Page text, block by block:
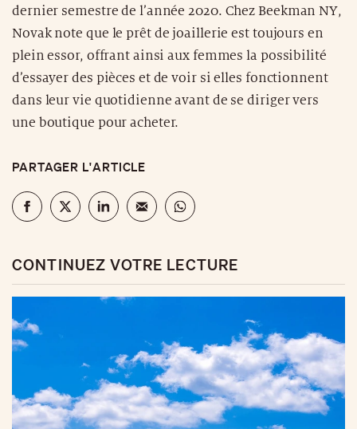
dernier semestre de l’année 2020. Chez Beekman NY,
Novak note que le prêt de joaillerie est toujours en
plein essor, offrant ainsi aux femmes la possibilité
d’essayer des pièces et de voir si elles fonctionnent
dans leur vie quotidienne avant de se diriger vers
une boutique pour acheter.
PARTAGER L'ARTICLE
CONTINUEZ VOTRE LECTURE